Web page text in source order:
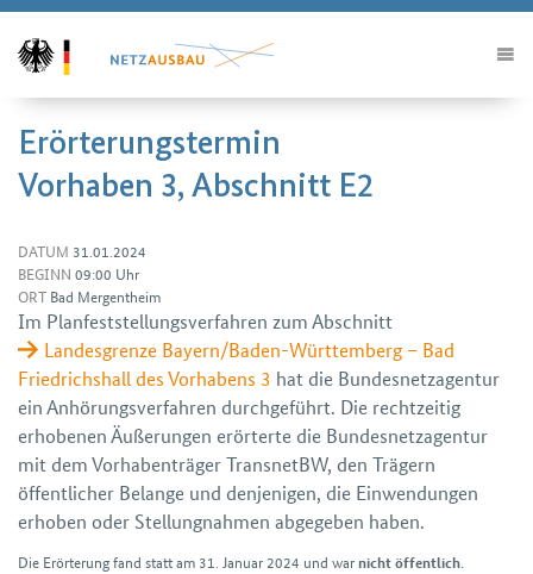
Erörterungstermin
Vorhaben 3, Abschnitt E2
DATUM 31.01.2024
BEGINN 09:00 Uhr
ORT Bad Mergentheim
Im Plan­feststellungs­verfahren zum Abschnitt
Landesgrenze Bayern/Baden-Württemberg – Bad
Friedrichshall des Vorhabens 3 hat die Bundes­netz­agentur
ein Anhörungs­verfahren durch­geführt. Die recht­zeitig
erhobenen Äußerungen erörterte die Bundes­netz­agentur
mit dem Vorhaben­träger TransnetBW, den Trägern
öffentlicher Belange und den­jenigen, die Ein­wendungen
erhoben oder Stellung­nahmen ab­gegeben haben.
Die Erörterung fand statt am 31. Januar 2024 und warnicht öffentlich